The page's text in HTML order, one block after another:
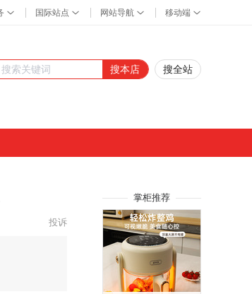
搜本店 搜全站
投诉
掌柜推荐